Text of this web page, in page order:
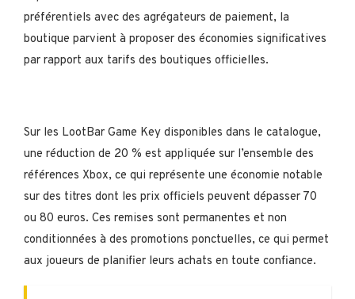
préférentiels avec des agrégateurs de paiement, la
boutique parvient à proposer des économies significatives
par rapport aux tarifs des boutiques officielles.
Sur les LootBar Game Key disponibles dans le catalogue,
une réduction de 20 % est appliquée sur l’ensemble des
références Xbox, ce qui représente une économie notable
sur des titres dont les prix officiels peuvent dépasser 70
ou 80 euros. Ces remises sont permanentes et non
conditionnées à des promotions ponctuelles, ce qui permet
aux joueurs de planifier leurs achats en toute confiance.